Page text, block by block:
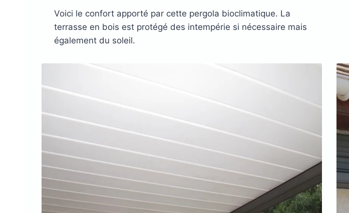
Voici le confort apporté par cette pergola bioclimatique. La
terrasse en bois est protégé des intempérie si nécessaire mais
également du soleil.